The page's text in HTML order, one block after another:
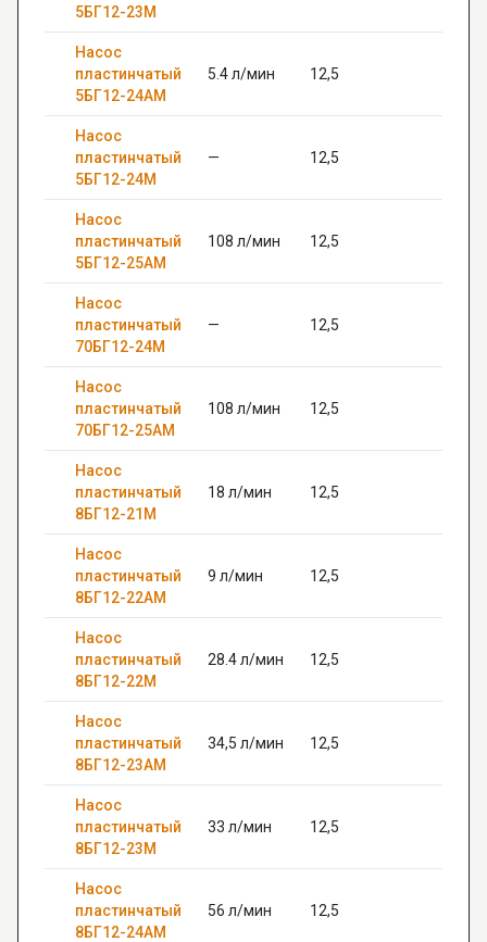
5БГ12-23М
Насос
пластинчатый
5БГ12-24АМ
5.4 л/мин 12,5
Насос
пластинчатый
5БГ12-24М
— 12,5
Насос
пластинчатый
5БГ12-25АМ
108 л/мин 12,5
Насос
пластинчатый
70БГ12-24М
— 12,5
Насос
пластинчатый
70БГ12-25АМ
108 л/мин 12,5
Насос
пластинчатый
8БГ12-21М
18 л/мин 12,5
Насос
пластинчатый
8БГ12-22АМ
9 л/мин 12,5
Насос
пластинчатый
8БГ12-22М
28.4 л/мин 12,5
Насос
пластинчатый
8БГ12-23АМ
34,5 л/мин 12,5
Насос
пластинчатый
8БГ12-23М
33 л/мин 12,5
Насос
пластинчатый
8БГ12-24АМ
56 л/мин 12,5